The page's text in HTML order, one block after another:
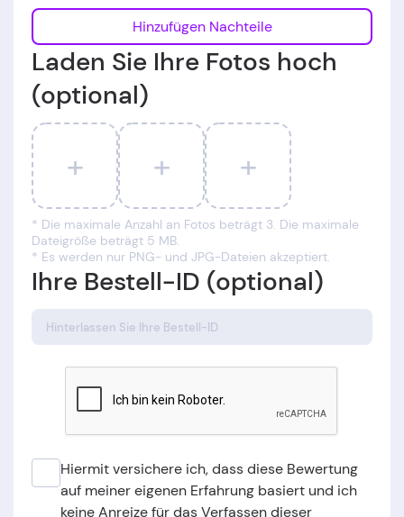
Hinzufügen Nachteile
Laden Sie Ihre Fotos hoch
(optional)
+ + +
* Die maximale Anzahl an Fotos beträgt 3. Die maximale
Dateigröße beträgt 5 MB.
* Es werden nur PNG- und JPG-Dateien akzeptiert.
Ihre Bestell-ID (optional)
Hiermit versichere ich, dass diese Bewertung
auf meiner eigenen Erfahrung basiert und ich
keine Anreize für das Verfassen dieser